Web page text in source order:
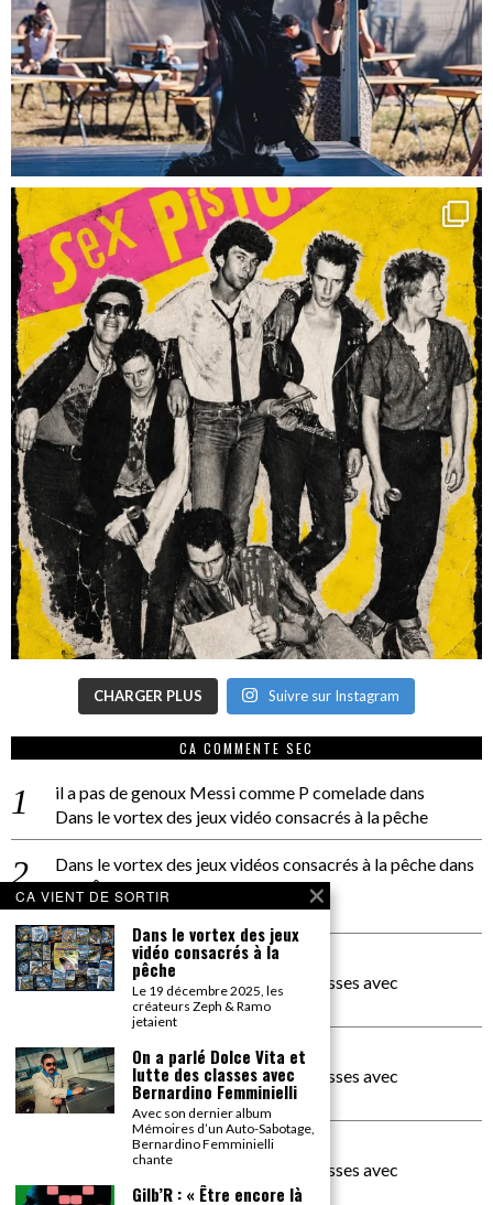
CHARGER PLUS Suivre sur Instagram
CA COMMENTE SEC
il a pas de genoux Messi comme P comeladedans
Dans le vortex des jeux vidéo consacrés à la pêche
Dans le vortex des jeux vidéos consacrés à la pêchedans
PACÔME THIELLEMENT
La séance d’Hip Gnose
La Patrie
dans
On a parlé Dolce Vita et lutte des classes avec
Bernardino Femminielli
carte noire negra à l'o tiededans
On a parlé Dolce Vita et lutte des classes avec
Bernardino Femminielli
moise et son mascarédans
On a parlé Dolce Vita et lutte des classes avec
Bernardino Femminielli
CA VIENT DE SORTIR
Dans le vortex des jeux
vidéo consacrés à la
pêche
Le 19 décembre 2025, les
créateurs Zeph & Ramo
jetaient
On a parlé Dolce Vita et
lutte des classes avec
Bernardino Femminielli
Avec son dernier album
Mémoires d’un Auto-Sabotage,
Bernardino Femminielli
chante
Gilb’R : « Être encore là